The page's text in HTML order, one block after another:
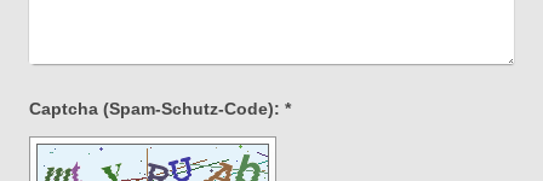
Captcha (Spam-Schutz-Code): *